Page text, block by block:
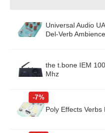
Universal Audio
Del-Verb Ambience
the t.bone IEM
Mhz
-7%
Poly Effects Verbs